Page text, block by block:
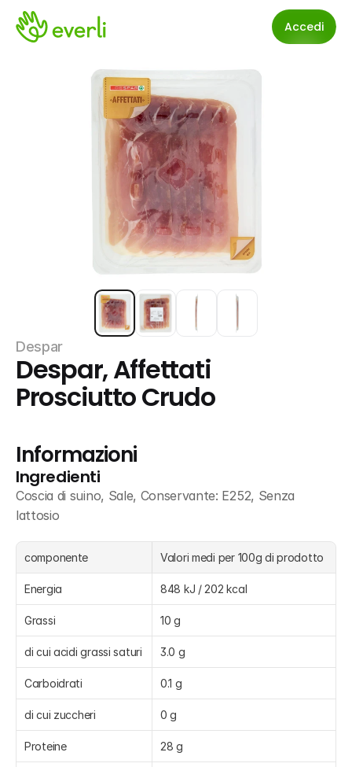
Accedi
Despar
Despar, Affettati
Prosciutto Crudo
Informazioni
Ingredienti
Coscia di suino, Sale, Conservante: E252, Senza
lattosio
componente Valori medi per 100g di prodotto
Energia 848 kJ / 202 kcal
Grassi 10 g
di cui acidi grassi saturi 3.0 g
Carboidrati 0.1 g
di cui zuccheri 0 g
Proteine 28 g